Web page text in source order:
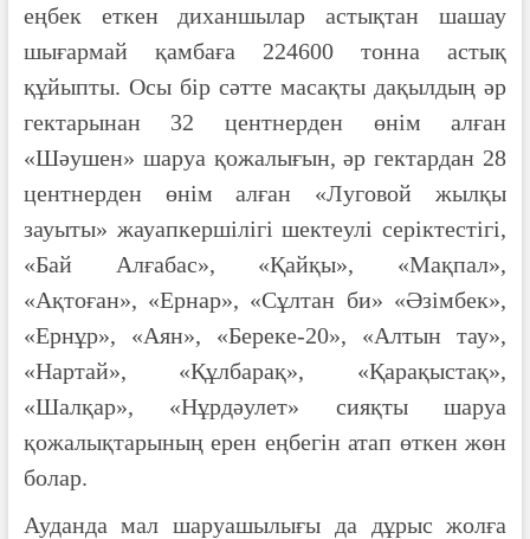
еңбек еткен диханшылар астықтан шашау
шығармай қамбаға 224600 тонна астық
құйыпты. Осы бір сәтте масақты дақылдың әр
гектарынан 32 центнерден өнім алған
«Шәушен» шаруа қожалығын, әр гектардан 28
центнерден өнім алған «Луговой жылқы
зауыты» жауапкершілігі шектеулі серіктестігі,
«Бай Алғабас», «Қайқы», «Мақпал»,
«Ақтоған», «Ернар», «Сұлтан би» «Әзімбек»,
«Ернұр», «Аян», «Береке-20», «Алтын тау»,
«Нартай», «Құлбарақ», «Қарақыстақ»,
«Шалқар», «Нұрдәулет» сияқты шаруа
қожалықтарының ерен еңбегін атап өткен жөн
болар.
Ауданда мал шаруашылығы да дұрыс жолға